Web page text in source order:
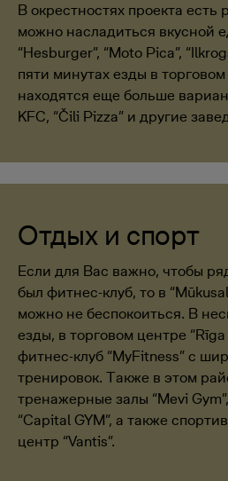
В окрестностях проекта есть
можно насладиться вкусной
“Hesburger”, “Moto Pica”,
пяти минутах езды в
находятся еще больше
KFC, “Čili Pizza” и другие
Отдых и спорт
Если для Вас важно, чтобы
был фитнес-клуб, то в
можно не беспокоиться. В
езды, в торговом центре
фитнес-клуб “MyFitness” с
тренировок. Также в этом
тренажерные залы “Mevi
“Capital GYM”, а также
центр “Vantis”.